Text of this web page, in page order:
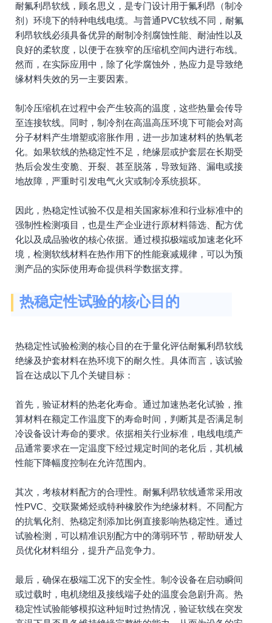
耐氟利昂软线，顾名思义，是专门设计用于氟利昂（制冷
剂）环境下的特种电线电缆。与普通PVC软线不同，耐氟
利昂软线必须具备优异的耐制冷剂腐蚀性能、耐油性以及
良好的柔软度，以便于在狭窄的压缩机空间内进行布线。
然而，在实际应用中，除了化学腐蚀外，热应力是导致绝
缘材料失效的另一主要因素。
制冷压缩机在过程中会产生较高的温度，这些热量会传导
至连接软线。同时，制冷剂在高温高压环境下可能会对高
分子材料产生增塑或溶胀作用，进一步加速材料的热氧老
化。如果软线的热稳定性不足，绝缘层或护套层在长期受
热后会发生变脆、开裂、甚至脱落，导致短路、漏电或接
地故障，严重时引发电气火灾或制冷系统损坏。
因此，热稳定性试验不仅是相关国家标准和行业标准中的
强制性检测项目，也是生产企业进行原材料筛选、配方优
化以及成品验收的核心依据。通过模拟极端或加速老化环
境，检测软线材料在热作用下的性能衰减规律，可以为预
测产品的实际使用寿命提供科学数据支撑。
热稳定性试验的核心目的
热稳定性试验检测的核心目的在于量化评估耐氟利昂软线
绝缘及护套材料在热环境下的耐久性。具体而言，该试验
旨在达成以下几个关键目标：
首先，验证材料的热老化寿命。通过加速热老化试验，推
算材料在额定工作温度下的寿命时间，判断其是否满足制
冷设备设计寿命的要求。依据相关行业标准，电线电缆产
品通常要求在一定温度下经过规定时间的老化后，其机械
性能下降幅度控制在允许范围内。
其次，考核材料配方的合理性。耐氟利昂软线通常采用改
性PVC、交联聚烯烃或特种橡胶作为绝缘材料。不同配方
的抗氧化剂、热稳定剂添加比例直接影响热稳定性。通过
试验检测，可以精准识别配方中的薄弱环节，帮助研发人
员优化材料组分，提升产品竞争力。
最后，确保在极端工况下的安全性。制冷设备在启动瞬间
或过载时，电机绕组及接线端子处的温度会急剧升高。热
稳定性试验能够模拟这种短时过热情况，验证软线在突发